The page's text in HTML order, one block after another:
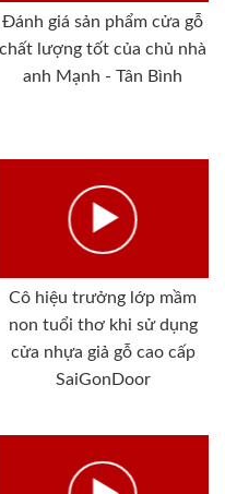
Đánh giá sản phẩm cửa gỗ
chất lượng tốt của chủ nhà
anh Mạnh - Tân Bình
Cô hiệu trưởng lớp mầm
non tuổi thơ khi sử dụng
cửa nhựa giả gỗ cao cấp
SaiGonDoor